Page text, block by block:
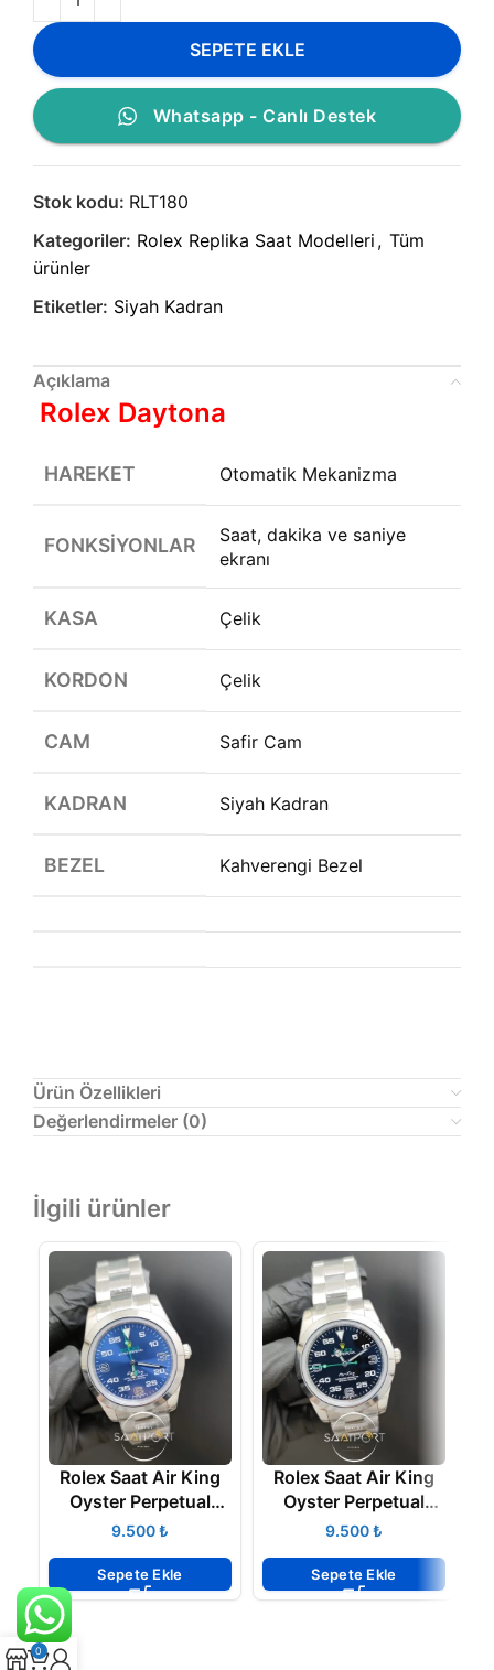
SEPETE EKLE
Whatsapp - Canlı Destek
Stok kodu: RLT180
Kategoriler: Rolex Replika Saat Modelleri , Tüm
ürünler
Etiketler: Siyah Kadran
Açıklama
Rolex Daytona
HAREKET Otomatik Mekanizma
FONKSIYONLAR
Saat, dakika ve saniye
ekranı
KASA Çelik
KORDON Çelik
CAM Safir Cam
KADRAN Siyah Kadran
BEZEL Kahverengi Bezel
Ürün Özellikleri
Değerlendirmeler (0)
İlgili ürünler
Rolex Saat Air King
Oyster Perpetual
Mavi Kadran Düz
₺
Sepete Ekle
Rolex Saat Air King
Oyster Perpetual
Siyah Kadran Düz
₺
Sepete Ekle
0